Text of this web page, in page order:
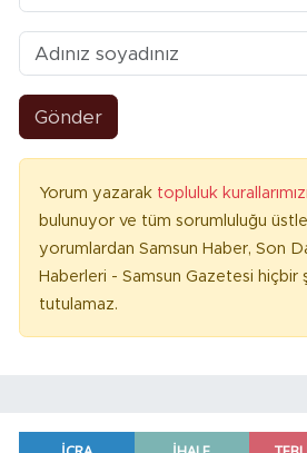
Gönder
Yorum yazarak topluluk kurallarımızı
bulunuyor ve tüm sorumluluğu
yorumlardan Samsun Haber, Son
Haberleri - Samsun Gazetesi hiçbir
tutulamaz.